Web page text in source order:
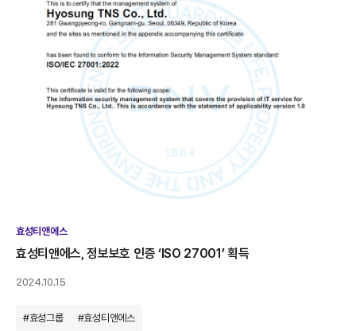
효성티앤에스
효성티앤에스, 정보보호 인증 ‘ISO 27001’ 획득
2024.10.15
#효성그룹 #효성티앤에스